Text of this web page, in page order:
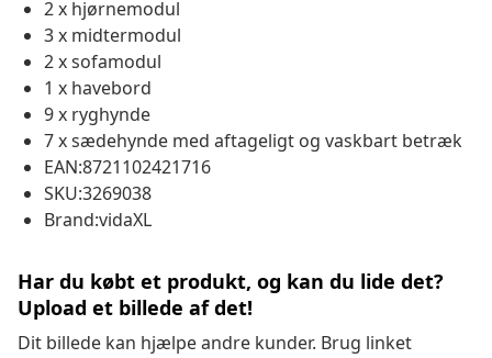
2 x hjørnemodul
3 x midtermodul
2 x sofamodul
1 x havebord
9 x ryghynde
7 x sædehynde med aftageligt og vaskbart betræk
EAN:8721102421716
SKU:3269038
Brand:vidaXL
Har du købt et produkt, og kan du lide det?
Upload et billede af det!
Dit billede kan hjælpe andre kunder. Brug linket